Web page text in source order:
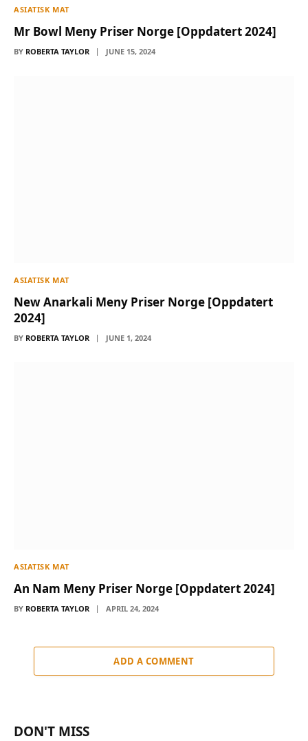
ASIATISK MAT
Mr Bowl Meny Priser Norge [Oppdatert 2024]
BY ROBERTA TAYLOR JUNE 15, 2024
ASIATISK MAT
New Anarkali Meny Priser Norge [Oppdatert
2024]
BY ROBERTA TAYLOR JUNE 1, 2024
ASIATISK MAT
An Nam Meny Priser Norge [Oppdatert 2024]
BY ROBERTA TAYLOR APRIL 24, 2024
ADD A COMMENT
DON'T MISS